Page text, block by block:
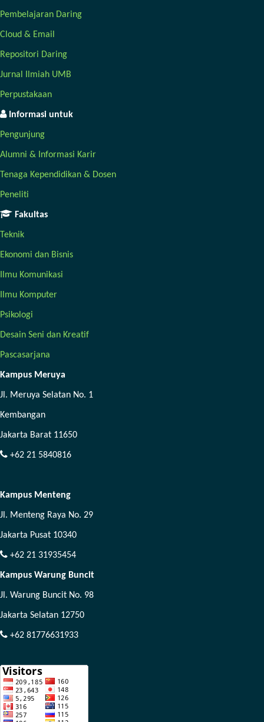
Pembelajaran Daring
Cloud & Email
Repositori Daring
Jurnal Ilmiah UMB
Perpustakaan
Informasi untuk
Pengunjung
Alumni & Informasi Karir
Tenaga Kependidikan & Dosen
Peneliti
Fakultas
Teknik
Ekonomi dan Bisnis
Ilmu Komunikasi
Ilmu Komputer
Psikologi
Desain Seni dan Kreatif
Pascasarjana
Kampus Meruya
Jl. Meruya Selatan No. 1
Kembangan
Jakarta Barat 11650
+62 21 5840816
Kampus Menteng
Jl. Menteng Raya No. 29
Jakarta Pusat 10340
+62 21 31935454
Kampus Warung Buncit
Jl. Warung Buncit No. 98
Jakarta Selatan 12750
+62 81776631933